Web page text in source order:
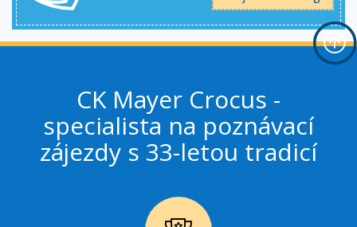
CK Mayer Crocus -
specialista na poznávací
zájezdy s 33-letou tradicí